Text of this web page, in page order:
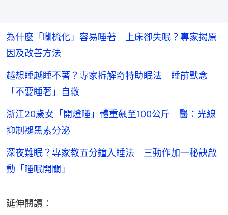
為什麼「瞓梳化」容易睡著 上床卻失眠？專家揭原
因及改善方法
越想睡越睡不著？專家拆解奇特助眠法 睡前默念
「不要睡著」自救
浙江20歲女「開燈睡」體重飆至100公斤 醫：光線
抑制褪黑素分泌
深夜難眠？專家教五分鐘入睡法 三動作加一秘訣啟
動「睡眠開關」
延伸閱讀：